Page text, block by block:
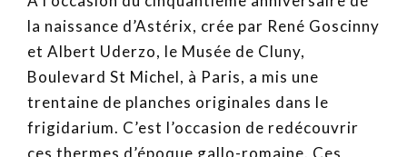
la naissance d’Astérix, crée par René Goscinny
et Albert Uderzo, le Musée de Cluny,
Boulevard St Michel, à Paris, a mis une
trentaine de planches originales dans le
frigidarium. C’est l’occasion de redécouvrir